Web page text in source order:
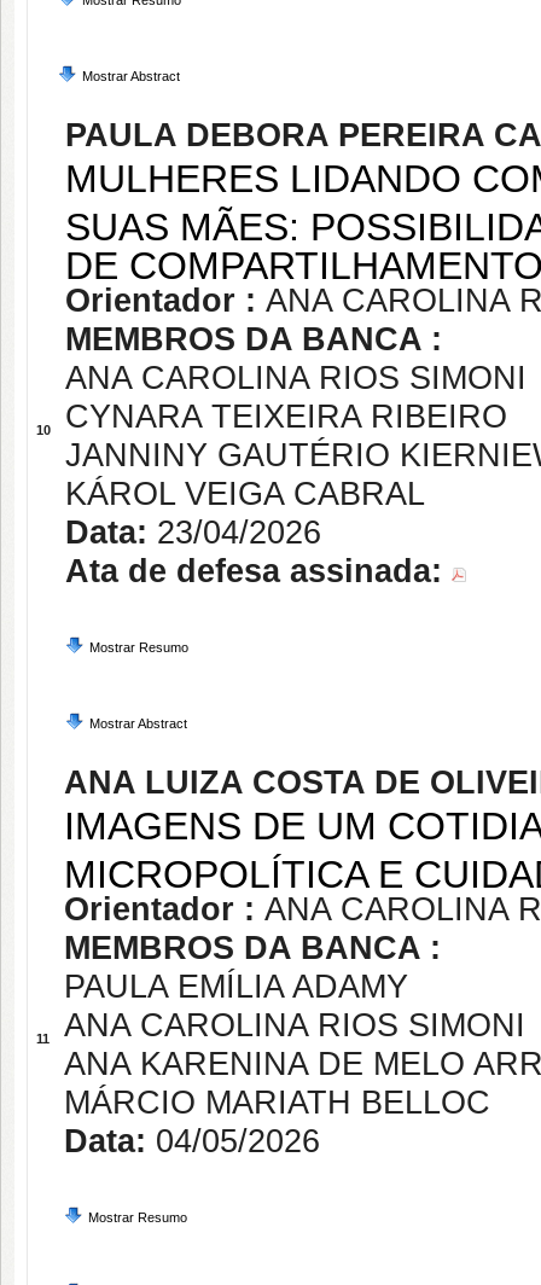
Mostrar Abstract
10
PAULA DEBORA PEREIRA
MULHERES LIDANDO
SUAS MÃES:
DE
Orientador : ANA CAROLINA
MEMBROS DA BANCA :
ANA CAROLINA RIOS SIMONI
CYNARA TEIXEIRA RIBEIRO
JANNINY GAUTÉRIO
KÁROL VEIGA CABRAL
Data: 23/04/2026
Ata de defesa assinada:
Mostrar Resumo
Mostrar Abstract
11
ANA LUIZA COSTA DE
IMAGENS DE UM
MICROPOLÍTICA E
Orientador : ANA CAROLINA
MEMBROS DA BANCA :
PAULA EMÍLIA ADAMY
ANA CAROLINA RIOS SIMONI
ANA KARENINA DE MELO
MÁRCIO MARIATH BELLOC
Data: 04/05/2026
Mostrar Resumo